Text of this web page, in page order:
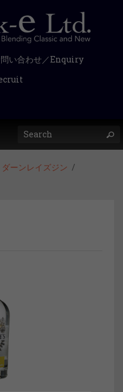
い合わせ／Enquiry
ダーンレイズジン